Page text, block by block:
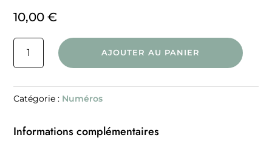
10,00€
AJOUTER AU PANIER
Catégorie : Numéros
Informations complémentaires